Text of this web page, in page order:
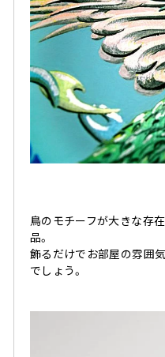
鳥のモチーフが大きな存
品。
飾るだけでお部屋の雰囲
でしょう。